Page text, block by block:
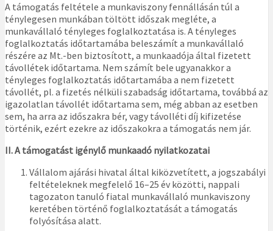
A támogatás feltétele a munkaviszony fennállásán túl a
ténylegesen munkában töltött időszak megléte, a
munkavállaló tényleges foglalkoztatása is. A tényleges
foglalkoztatás időtartamába beleszámít a munkavállaló
részére az Mt.-ben biztosított, a munkaadója által fizetett
távollétek időtartama. Nem számít bele ugyanakkor a
tényleges foglalkoztatás időtartamába a nem fizetett
távollét, pl. a fizetés nélküli szabadság időtartama, továbbá az
igazolatlan távollét időtartama sem, még abban az esetben
sem, ha arra az időszakra bér, vagy távolléti díj kifizetése
történik, ezért ezekre az időszakokra a támogatás nem jár.
II. A támogatást igénylő munkaadó nyilatkozatai
Vállalom ajárási hivatal által kiközvetített, a jogszabályi
feltételeknek megfelelő 16–25 év közötti, nappali
tagozaton tanuló fiatal munkavállaló munkaviszony
keretében történő foglalkoztatását a támogatás
folyósítása alatt.